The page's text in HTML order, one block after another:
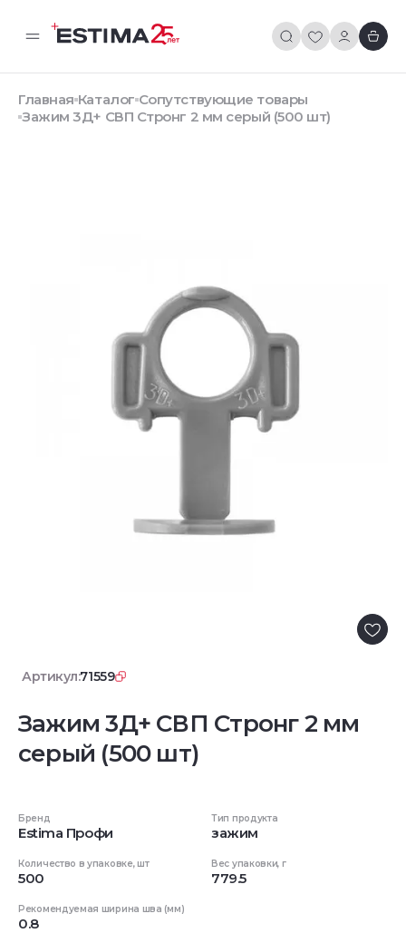
Главная Каталог Сопутствующие товары
Зажим 3Д+ СВП Стронг 2 мм серый (500 шт)
Артикул:71559
Зажим 3Д+ СВП Стронг 2 мм
серый (500 шт)
Бренд
Estima Профи
Тип продукта
зажим
Количество в упаковке, шт
500
Вес упаковки, г
779.5
Рекомендуемая ширина шва (мм)
0.8